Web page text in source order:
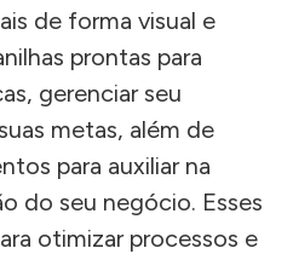
de forma visual e
prontas para
gerenciar seu
metas, além de
para auxiliar na
do seu negócio. Esses
otimizar processos e